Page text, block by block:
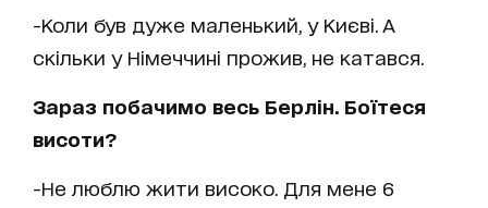
-Коли був дуже маленький, у Києві. А
скільки у Німеччині прожив, не катався.
Зараз побачимо весь Берлін. Боїтеся
висоти?
-Не люблю жити високо. Для мене 6